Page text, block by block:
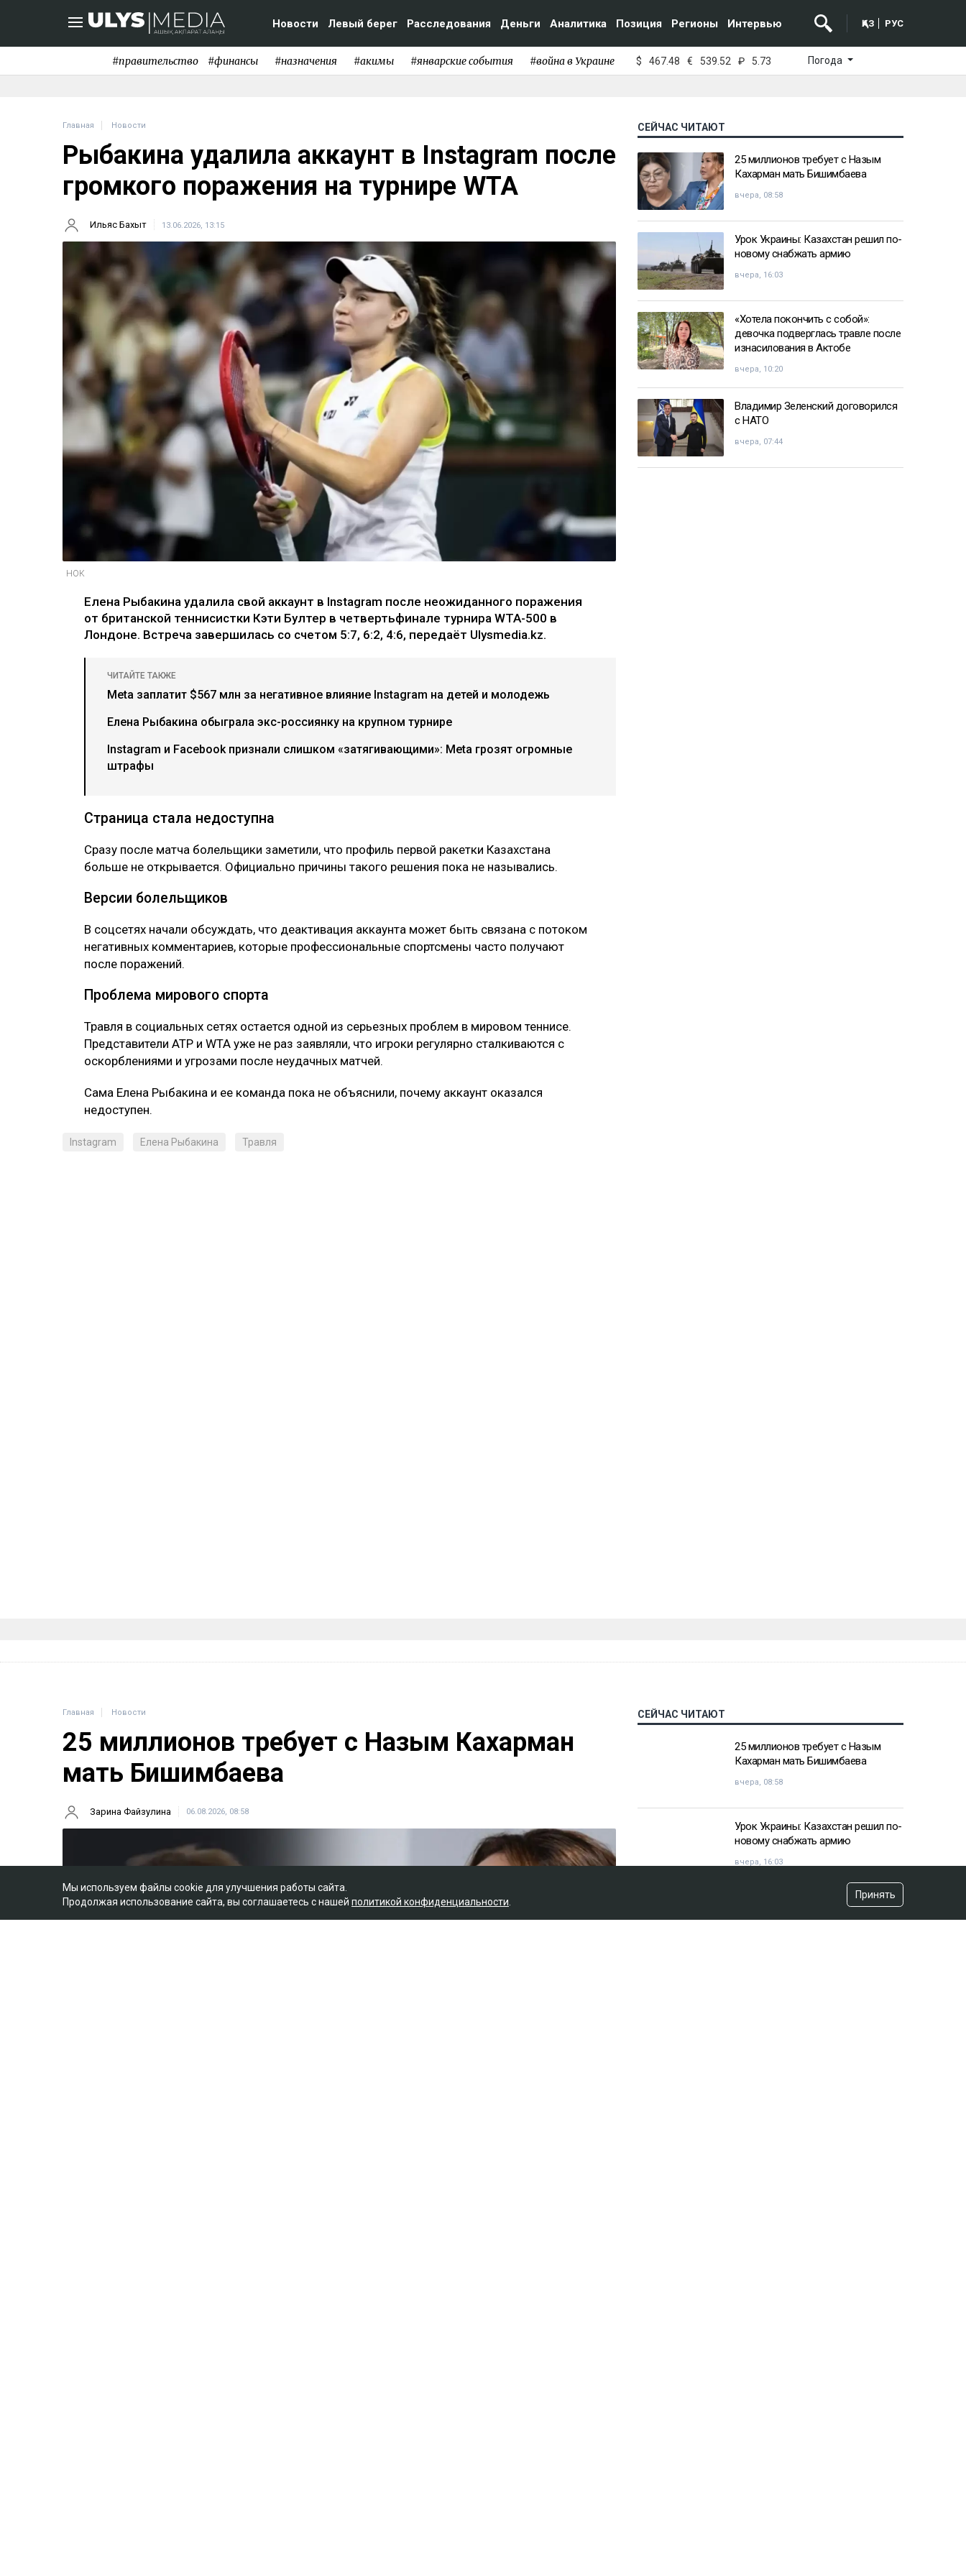
Новости Левый берег Расследования Деньги Аналитика Позиция Регионы Интервью ҚАЗ РУС
#правительство #финансы #назначения #акимы #январские события #война в Украине $ 467.48 € 539.52 ₽ 5.73 Погода
Главная Новости
Рыбакина удалила аккаунт в Instagram после
громкого поражения на турнире WTA
Ильяс Бахыт 13.06.2026, 13:15
НОК
Елена Рыбакина удалила свой аккаунт в Instagram после неожиданного поражения
от британской теннисистки Кэти Бултер в четвертьфинале турнира WTA-500 в
Лондоне. Встреча завершилась со счетом 5:7, 6:2, 4:6, передаёт Ulysmedia.kz.
ЧИТАЙТЕ ТАКЖЕ
Meta заплатит $567 млн за негативное влияние Instagram на детей и молодежь
Елена Рыбакина обыграла экс-россиянку на крупном турнире
Instagram и Facebook признали слишком «затягивающими»: Meta грозят огромные
штрафы
Страница стала недоступна
Сразу после матча болельщики заметили, что профиль первой ракетки Казахстана
больше не открывается. Официально причины такого решения пока не назывались.
Версии болельщиков
В соцсетях начали обсуждать, что деактивация аккаунта может быть связана с потоком
негативных комментариев, которые профессиональные спортсмены часто получают
после поражений.
Проблема мирового спорта
Травля в социальных сетях остается одной из серьезных проблем в мировом теннисе.
Представители ATP и WTA уже не раз заявляли, что игроки регулярно сталкиваются с
оскорблениями и угрозами после неудачных матчей.
Сама Елена Рыбакина и ее команда пока не объяснили, почему аккаунт оказался
недоступен.
Instagram Елена Рыбакина Травля
СЕЙЧАС ЧИТАЮТ
25 миллионов требует с Назым
Кахарман мать Бишимбаева
вчера, 08:58
Урок Украины: Казахстан решил по-
новому снабжать армию
вчера, 16:03
«Хотела покончить с собой»:
девочка подверглась травле после
изнасилования в Актобе
вчера, 10:20
Владимир Зеленский договорился
с НАТО
вчера, 07:44
Главная Новости
25 миллионов требует с Назым Кахарман
мать Бишимбаева
Зарина Файзулина 06.08.2026, 08:58
СЕЙЧАС ЧИТАЮТ
25 миллионов требует с Назым
Кахарман мать Бишимбаева
вчера, 08:58
Урок Украины: Казахстан решил по-
новому снабжать армию
вчера, 16:03
«Хотела покончить с собой»:
девочка подверглась травле после
Мы используем файлы cookie для улучшения работы сайта.
Продолжая использование сайта, вы соглашаетесь с нашей политикой конфиденциальности
Принять